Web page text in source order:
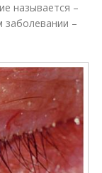
называется –
заболевании –